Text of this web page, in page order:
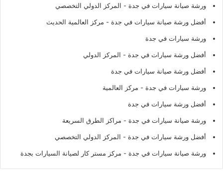
ورشة صيانة سيارات في جدة - المركز الدولي التخصصي
أفضل ورشة صيانة سيارات في جدة - مركز العالمية الحديث
ورشة سيارات في جدة
أفضل ورشة سيارات في جدة - المركز الدولي
أفضل ورشة صيانة سيارات في جدة
ورشة سيارات في جدة - مركز العالمية
أفضل ورشة سيارات في جدة
ورشة صيانة سيارات في جدة - مراكز الطرق السريعة
أفضل ورشة سيارات في جدة - المركز الدولي التخصصي
ورشة صيانة سيارات في جدة - مركز مستر كار لصيانة السيارات بجدة